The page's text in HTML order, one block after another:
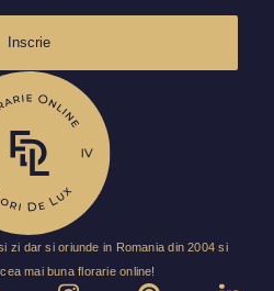
Inscrie
zi dar si oriunde in Romania din 2004 si
mai buna florarie online!